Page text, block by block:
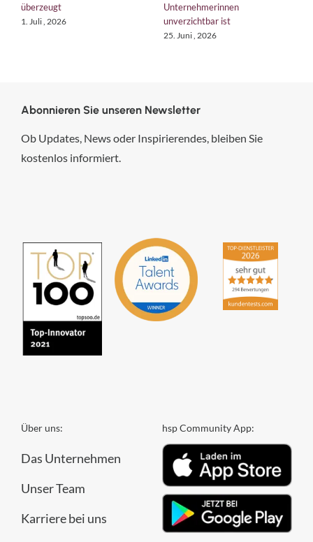
überzeugt
1. Juli , 2026
Unternehmerinnen
unverzichtbar ist
25. Juni , 2026
Abonnieren Sie unseren Newsletter
Ob Updates, News oder Inspirierendes, bleiben Sie
kostenlos informiert.
Über uns:
Das Unternehmen
Unser Team
Karriere bei uns
hsp Community App: